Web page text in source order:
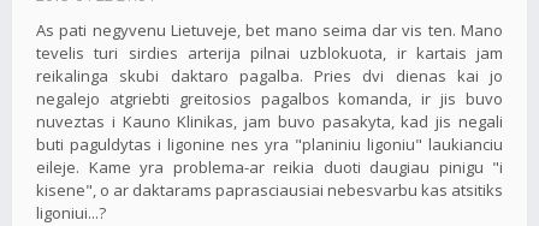
As pati negyvenu Lietuveje, bet mano seima dar vis ten. Mano
tevelis turi sirdies arterija pilnai uzblokuota, ir kartais jam
reikalinga skubi daktaro pagalba. Pries dvi dienas kai jo
negalejo atgriebti greitosios pagalbos komanda, ir jis buvo
nuveztas i Kauno Klinikas, jam buvo pasakyta, kad jis negali
buti paguldytas i ligonine nes yra "planiniu ligoniu" laukianciu
eileje. Kame yra problema-ar reikia duoti daugiau pinigu "i
kisene", o ar daktarams paprasciausiai nebesvarbu kas atsitiks
ligoniui...?